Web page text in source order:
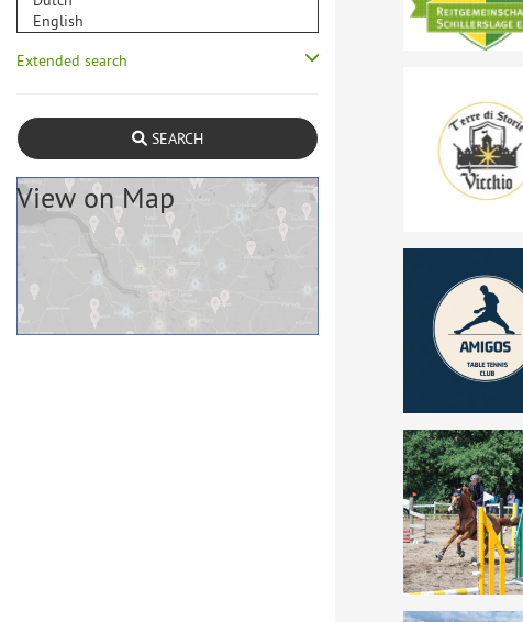
Extended search
SEARCH
View on Map